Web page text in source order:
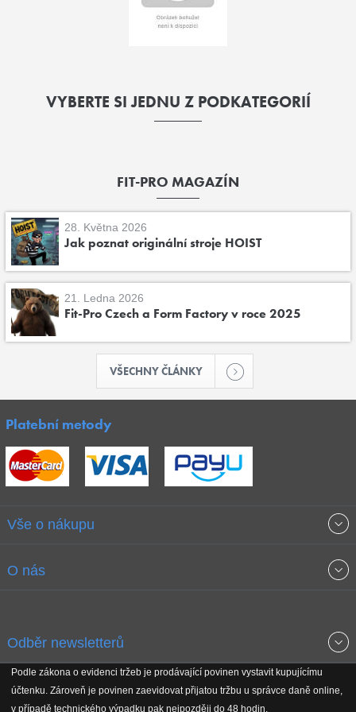
VYBERTE SI JEDNU Z PODKATEGORIÍ
FIT-PRO MAGAZÍN
28. Května 2026
Jak poznat originální stroje HOIST
21. Ledna 2026
Fit-Pro Czech a Form Factory v roce 2025
VŠECHNY ČLÁNKY
Platební metody
Vše o nákupu
Obchodní podmínky
Reklamační řád
O nás
Koho podporujeme
Odběr newsletterů
Získejte přehled o novinkách, slevách, akčním zboží a upozornění
na nové články v magazínu!
Podle zákona o evidenci tržeb je prodávající povinen vystavit kupujícímu
účtenku. Zároveň je povinen zaevidovat přijatou tržbu u správce daně online,
v případě technického výpadku pak nejpozději do 48 hodin.